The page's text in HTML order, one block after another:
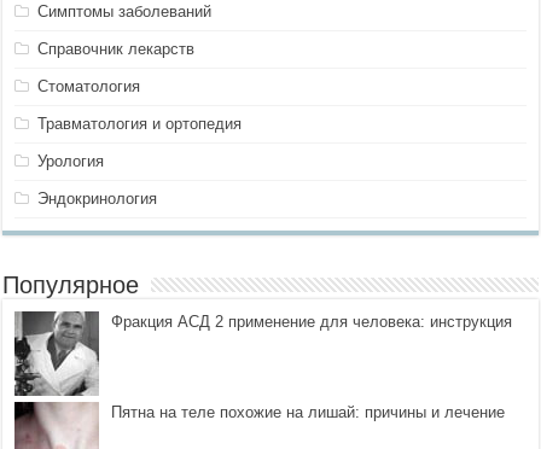
Симптомы заболеваний
Справочник лекарств
Стоматология
Травматология и ортопедия
Урология
Эндокринология
Популярное
Фракция АСД 2 применение для человека: инструкция
Пятна на теле похожие на лишай: причины и лечение